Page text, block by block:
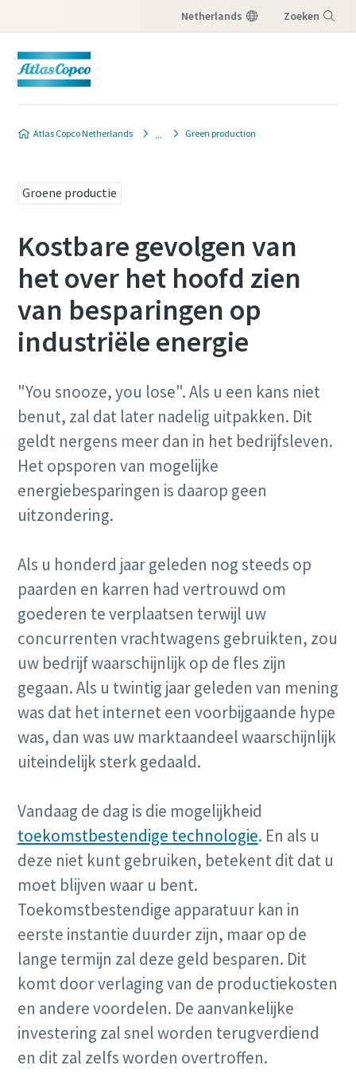
Netherlands Zoeken
Atlas Copco Netherlands Green production
Groene productie
Kostbare gevolgen van
het over het hoofd zien
van besparingen op
industriële energie
"You snooze, you lose". Als u een kans niet
benut, zal dat later nadelig uitpakken. Dit
geldt nergens meer dan in het bedrijfsleven.
Het opsporen van mogelijke
energiebesparingen is daarop geen
uitzondering.
Als u honderd jaar geleden nog steeds op
paarden en karren had vertrouwd om
goederen te verplaatsen terwijl uw
concurrenten vrachtwagens gebruikten, zou
uw bedrijf waarschijnlijk op de fles zijn
gegaan. Als u twintig jaar geleden van mening
was dat het internet een voorbijgaande hype
was, dan was uw marktaandeel waarschijnlijk
uiteindelijk sterk gedaald.
Vandaag de dag is die mogelijkheid
toekomstbestendige technologie. En als u
deze niet kunt gebruiken, betekent dit dat u
moet blijven waar u bent.
Toekomstbestendige apparatuur kan in
eerste instantie duurder zijn, maar op de
lange termijn zal deze geld besparen. Dit
komt door verlaging van de productiekosten
en andere voordelen. De aanvankelijke
investering zal snel worden terugverdiend
en dit zal zelfs worden overtroffen.